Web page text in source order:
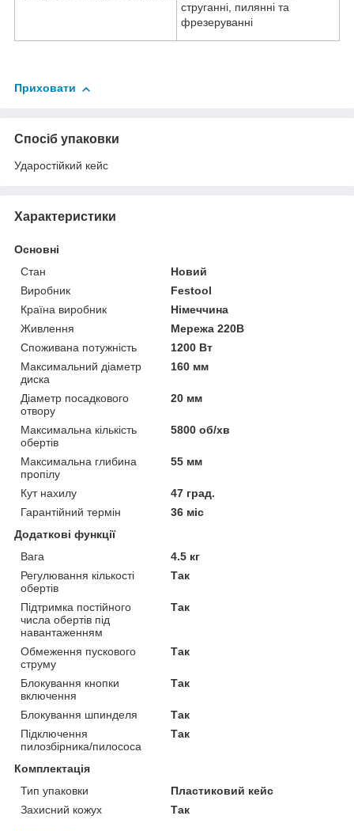
струганні, пилянні та
фрезеруванні
Приховати
Спосіб упаковки
Ударостійкий кейс
Характеристики
Основні
Стан
Новий
Виробник
Festool
Країна виробник
Німеччина
Живлення
Мережа 220В
Споживана потужність
1200 Вт
Максимальний діаметр
диска
160 мм
Діаметр посадкового
отвору
20 мм
Максимальна кількість
обертів
5800 об/хв
Максимальна глибина
пропілу
55 мм
Кут нахилу
47 град.
Гарантійний термін
36 міс
Додаткові функції
Вага
4.5 кг
Регулювання кількості
обертів
Так
Підтримка постійного
числа обертів під
навантаженням
Так
Обмеження пускового
струму
Так
Блокування кнопки
включення
Так
Блокування шпинделя
Так
Підключення
пилозбірника/пилососа
Так
Комплектація
Тип упаковки
Пластиковий кейс
Захисний кожух
Так